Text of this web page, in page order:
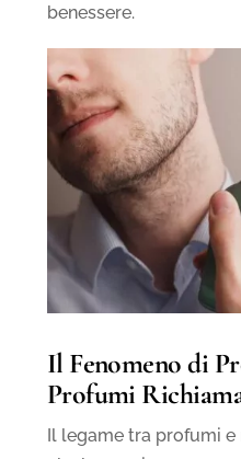
benessere.
Il Fenomeno di
Profumi
Il legame tra profumi